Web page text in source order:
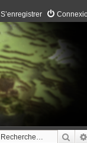
S’enregistrer